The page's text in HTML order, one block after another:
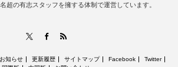
超の有志スタッフを擁する体制で運営しています。
Facebook
お知らせ 更新履歴 サイトマップ Facebook
Twitter